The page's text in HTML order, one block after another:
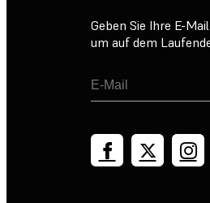
Geben Sie Ihre E-
um auf dem